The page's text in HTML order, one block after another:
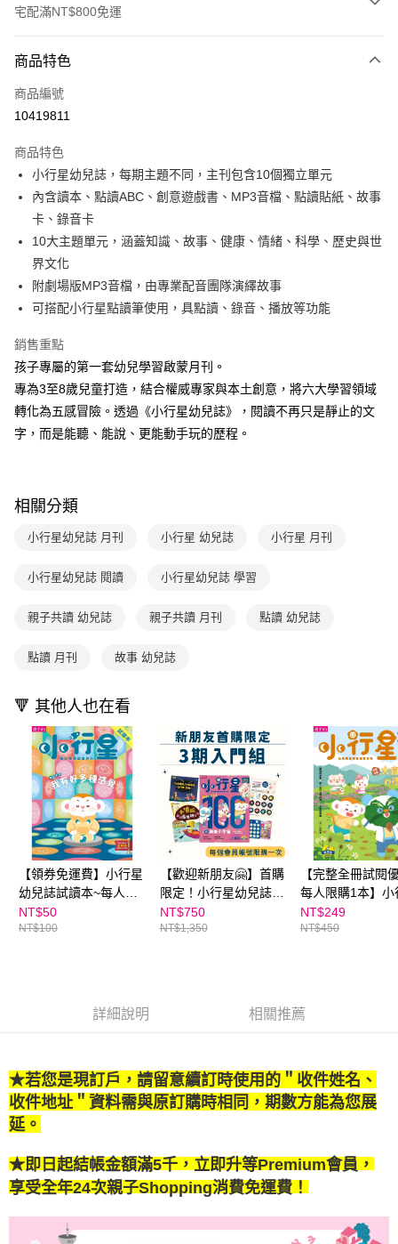
宅配滿NT$800免運
信用卡一次付款
LINE Pay
大哥付你分期
相關說明
【大哥付你分期使用說明】
1.本服務由台灣大哥大提供，台灣大哥大用戶可立即使用無須另外申請。
2.付款方式選擇「大哥付你分期」，訂單成立後會自動跳轉到大哥付的交易
流程，驗證手機門號後，選擇欲分期的期數、繳款截止日，確認付款後即完
3.實際核准額度、可分期數及費用金額請依後續交易確認頁面所載為準。
4.訂單成立30分鐘內，如未前往確認交易或遇審核未通過，訂單將自動取
法說明評估內容。
1.分期款項不併入電信帳單，「大哥付你分期」於每月結算日後寄送繳費提
醒簡訊。
2.透過簡訊連結打開帳單後，可選擇「超商條碼／台灣大直營門市／銀行轉
帳／街口支付／iPASS MONEY」等通路繳費。
買賣價金債權讓與本公司後，依約使用本公司帳單繳交帳款。
2.基於同意付款使用「大哥付你分期」之契約關係目的，商店將以您的個人
資料（包含姓名、電話或地址）提供予台灣大哥大進項蒐集、處理及利用，
AFTEE先享後付
相關說明
【關於「AFTEE先享後付」】
AFTEE先享後付是「在收到商品之後才付款」的支付方式。 讓您購物簡單
便利好安心！
１．簡單：不需註冊會員、不需綁卡、不需儲值。
３．安心：先確認商品／服務後，再付款。
１．於結帳方式選擇「AFTEE先享後付」後，將跳轉至「AFTEE先享後付」
結帳頁面，進行簡訊認證並確認金額後，即可完成結帳。
２．訂單成立數日內，您將收到繳費通知簡訊。
３．收到繳費通知簡訊後14天內，點擊此簡訊中的連結，可透過四大超商／
後付繳納相關費用。
是否繳費成功／繳費後需取消欲退款等相關疑問，請聯繫「AFTEE先享後付
易，需依本服務之必要範圍內提供個人資料，並將交易相關給付款項請求債
２．關於個人資料處理事宜，請瀏覽以下網址：
「AFTEE先享後付」，若未經同意申辦者引起之損失，本公司不負相關責
任。
４．使用「AFTEE先享後付」時，將依據個別帳號之用戶狀況，依本公司即
時審查核予不同之上限額度；若仍有額度不足之情形，本公司將視審查結果
請求用戶進行身份認證。
５．嚴禁一人註冊多個帳號或使用他人資訊註冊。若發現惡意使用之情形，
恩沛科技股份有限公司將有權停止該用戶之使用額度並採取法律行動。
ATM付款
國內宅配/郵寄 (不適用離島、海外及郵局i郵箱)
每筆NT$70，滿NT$800(含以上)免運費
離島宅配（澎湖、金門、馬祖、小琉球；不適用於郵局i郵箱）
每筆NT$200
商品特色
商品編號
10419811
商品特色
小行星幼兒誌，每期主題不同，主刊包含10個獨立單元
內含讀本、點讀ABC、創意遊戲書、MP3音檔、點讀貼紙、故事
卡、錄音卡
10大主題單元，涵蓋知識、故事、健康、情緒、科學、歷史與世
界文化
附劇場版MP3音檔，由專業配音團隊演繹故事
可搭配小行星點讀筆使用，具點讀、錄音、播放等功能
銷售重點
孩子專屬的第一套幼兒學習啟蒙月刊。
專為3至8歲兒童打造，結合權威專家與本土創意，將六大學習領域
轉化為五感冒險。透過《小行星幼兒誌》，閱讀不再只是靜止的文
字，而是能聽、能說、更能動手玩的歷程。
相關分類
小行星幼兒誌 月刊 小行星 幼兒誌 小行星 月刊
小行星幼兒誌 閱讀 小行星幼兒誌 學習
親子共讀 幼兒誌 親子共讀 月刊 點讀 幼兒誌
點讀 月刊 故事 幼兒誌
🔻 其他人也在看
【領券免運費】小行星
幼兒誌試讀本~每人限
購一份
NT$50
NT$100
【歡迎新朋友🤗】首購
限定！小行星幼兒誌3
期（新刊3期）
NT$750
NT$1,350
【完整全冊試閱
每人限購1本】小
幼兒誌★2024年
號★大自然的禮
NT$249
NT$450
詳細說明 相關推薦
★若您是現訂戶，請留意續訂時使用的＂收件姓名、
收件地址＂資料需與原訂購時相同，期數方能為您展
延。
★即日起結帳金額滿5千，立即升等Premium會員，
享受全年24次親子Shopping消費免運費！